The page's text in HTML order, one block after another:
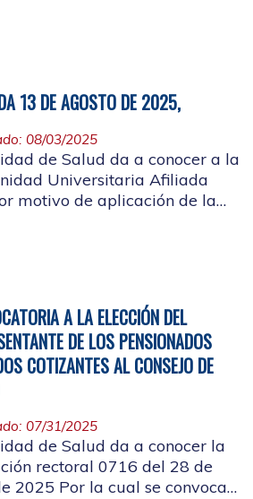
13 DE AGOSTO DE 2025,
08/03/2025
de Salud da a conocer a la
Universitaria Afiliada
motivo de aplicación de la
A LA ELECCIÓN DEL
DE LOS PENSIONADOS
COTIZANTES AL CONSEJO DE
07/31/2025
de Salud da a conocer la
rectoral 0716 del 28 de
2025 Por la cual se convoca